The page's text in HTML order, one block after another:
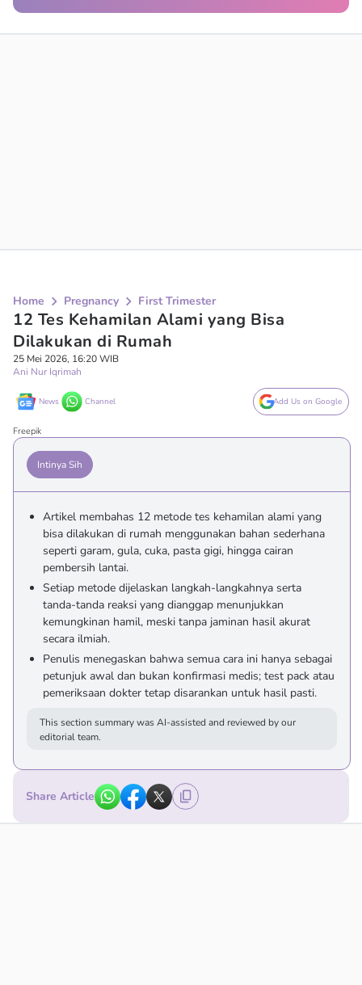
Home Pregnancy First Trimester
12 Tes Kehamilan Alami yang Bisa
Dilakukan di Rumah
25 Mei 2026, 16:20 WIB
Ani Nur Iqrimah
News Channel Add Us on Google
Freepik
Intinya Sih
Artikel membahas 12 metode tes kehamilan alami yang
bisa dilakukan di rumah menggunakan bahan sederhana
seperti garam, gula, cuka, pasta gigi, hingga cairan
pembersih lantai.
Setiap metode dijelaskan langkah-langkahnya serta
tanda-tanda reaksi yang dianggap menunjukkan
kemungkinan hamil, meski tanpa jaminan hasil akurat
secara ilmiah.
Penulis menegaskan bahwa semua cara ini hanya sebagai
petunjuk awal dan bukan konfirmasi medis; test pack atau
pemeriksaan dokter tetap disarankan untuk hasil pasti.
This section summary was AI-assisted and reviewed by our
editorial team.
Share Article